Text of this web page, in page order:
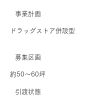
事業計画
ドラッグストア併設型
募集区画
約50～60坪
引渡状態